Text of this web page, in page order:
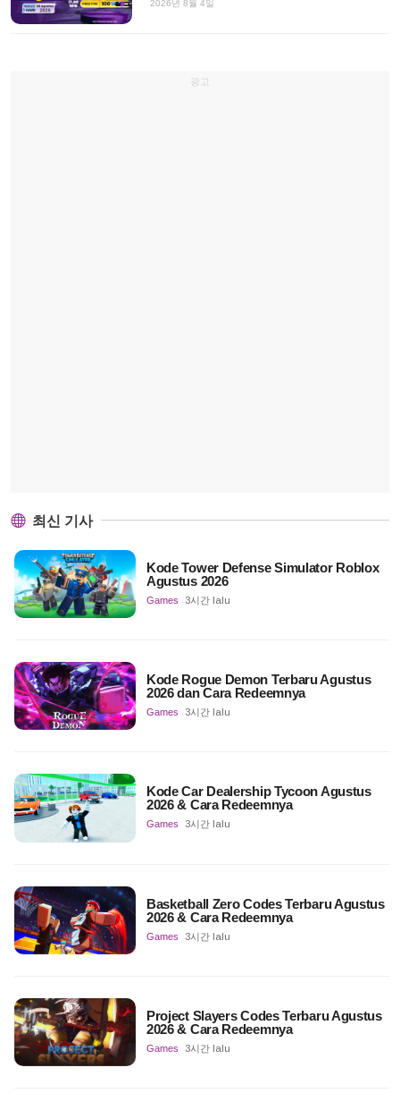
2026년 8월 4일
광고
최신 기사
Kode Tower Defense Simulator Roblox
Agustus 2026
Games 3시간 lalu
Kode Rogue Demon Terbaru Agustus
2026 dan Cara Redeemnya
Games 3시간 lalu
Kode Car Dealership Tycoon Agustus
2026 & Cara Redeemnya
Games 3시간 lalu
Basketball Zero Codes Terbaru Agustus
2026 & Cara Redeemnya
Games 3시간 lalu
Project Slayers Codes Terbaru Agustus
2026 & Cara Redeemnya
Games 3시간 lalu